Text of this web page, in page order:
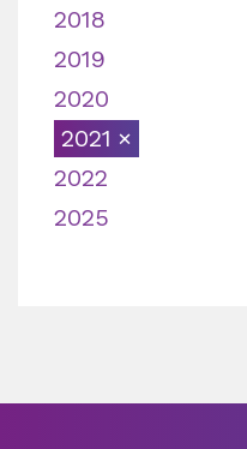
2018
2019
2020
2021
2022
2025